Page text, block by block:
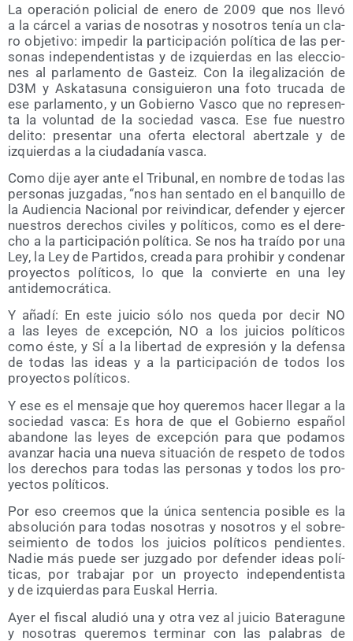
La ope­ra­ción poli­cial de enero de 2009 que nos lle­vó
a la cár­cel a varias de noso­tras y noso­tros tenía un cla­
ro obje­ti­vo: impe­dir la par­ti­ci­pa­ción polí­ti­ca de las per­
so­nas inde­pen­den­tis­tas y de izquier­das en las elec­cio­
nes al par­la­men­to de Gas­teiz. Con la ile­ga­li­za­ción de
D3M y Aska­ta­su­na con­si­guie­ron una foto tru­ca­da de
ese par­la­men­to, y un Gobierno Vas­co que no repre­sen­
ta la volun­tad de la socie­dad vas­ca. Ese fue nues­tro
deli­to: pre­sen­tar una ofer­ta elec­to­ral aber­tza­le y de
izquier­das a la ciu­da­da­nía vasca.
Como dije ayer ante el Tri­bu­nal, en nom­bre de todas las
per­so­nas juz­ga­das, “nos han sen­ta­do en el ban­qui­llo de
la Audien­cia Nacio­nal por rei­vin­di­car, defen­der y ejer­cer
nues­tros dere­chos civi­les y polí­ti­cos, como es el dere­
cho a la par­ti­ci­pa­ción polí­ti­ca. Se nos ha traí­do por una
Ley, la Ley de Par­ti­dos, crea­da para prohi­bir y con­de­nar
pro­yec­tos polí­ti­cos, lo que la con­vier­te en una ley
antidemocrática.
Y aña­dí: En este jui­cio só­lo nos que­da por decir NO
a las leyes de excep­ción, NO a los jui­cios polí­ti­cos
como és­te, y SÍ a la liber­tad de expre­sión y la defen­sa
de todas las ideas y a la par­ti­ci­pa­ción de todos los
pro­yec­tos políticos.
Y ese es el men­sa­je que hoy que­re­mos hacer lle­gar a la
socie­dad vas­ca: Es hora de que el Gobierno espa­ñol
aban­do­ne las leyes de excep­ción para que poda­mos
avan­zar hacia una nue­va situa­ción de res­pe­to de todos
los dere­chos para todas las per­so­nas y todos los pro­
yec­tos políticos.
Por eso cree­mos que la úni­ca sen­ten­cia posi­ble es la
abso­lu­ción para todas noso­tras y noso­tros y el sobre­
sei­mien­to de todos los jui­cios polí­ti­cos pen­dien­tes.
Nadie más pue­de ser juz­ga­do por defen­der ideas polí­
ti­cas, por tra­ba­jar por un pro­yec­to inde­pen­den­tis­ta
y de izquier­das para Eus­kal Herria.
Ayer el fis­cal alu­dió una y otra vez al jui­cio Bate­ra­gu­ne
y noso­tras que­re­mos ter­mi­nar con las pala­bras de